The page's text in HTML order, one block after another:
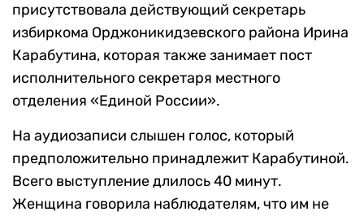
присутствовала действующий секретарь
избиркома Орджоникидзевского района Ирина
Карабутина, которая также занимает пост
исполнительного секретаря местного
отделения «Единой России».
На аудиозаписи слышен голос, который
предположительно принадлежит Карабутиной.
Всего выступление длилось 40 минут.
Женщина говорила наблюдателям, что им не